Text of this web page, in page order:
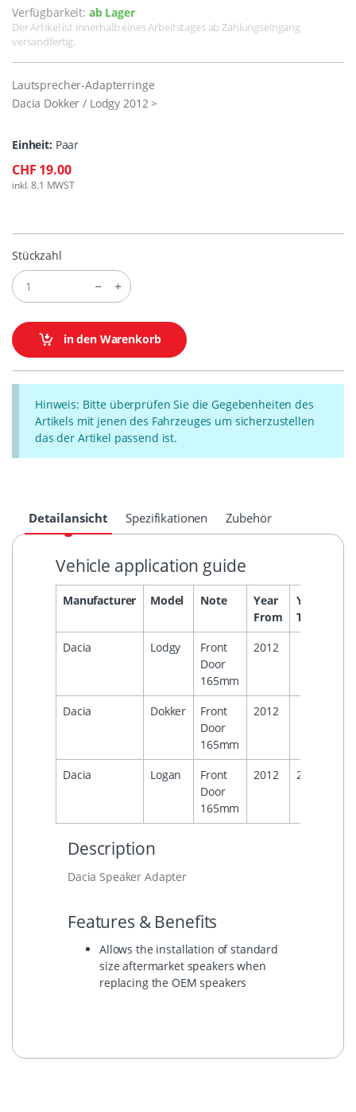
Verfügbarkeit: ab Lager
Der Artikel ist innerhalb eines Arbeitstages ab Zahlungseingang
versandfertig.
Lautsprecher-Adapterringe
Dacia Dokker / Lodgy 2012 >
Einheit: Paar
CHF 19.00
inkl. 8.1 MWST
Stückzahl
in den Warenkorb
Hinweis: Bitte überprüfen Sie die Gegebenheiten des
Artikels mit jenen des Fahrzeuges um sicherzustellen
das der Artikel passend ist.
Detailansicht Spezifikationen Zubehör
Vehicle application guide
Manufacturer Model Note
Year
From
Year
To
Dacia Lodgy
Front
Door
165mm
2012
Dacia Dokker
Front
Door
165mm
2012
Dacia Logan
Front
Door
165mm
2012 2016
Description
Dacia Speaker Adapter
Features & Benefits
Allows the installation of standard
size aftermarket speakers when
replacing the OEM speakers